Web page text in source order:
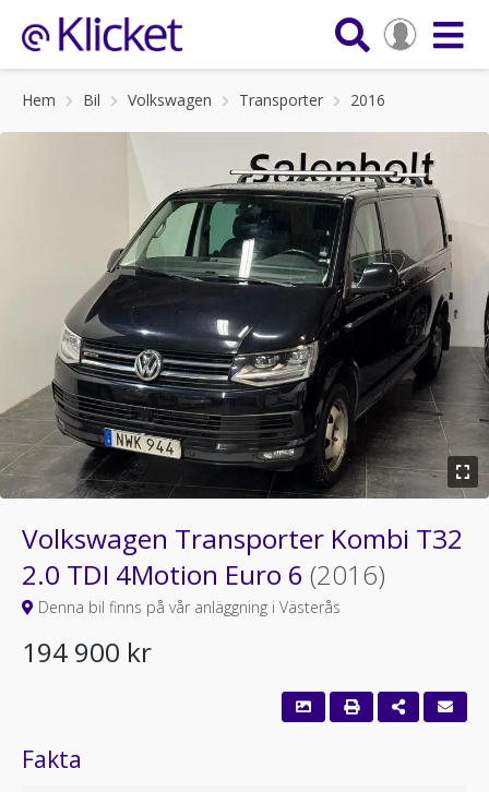
Hem Bil Volkswagen Transporter 2016
Volkswagen Transporter Kombi T32
2.0 TDI 4Motion Euro 6 (2016)
Denna bil finns på vår anläggning i Västerås
194 900 kr
Fakta